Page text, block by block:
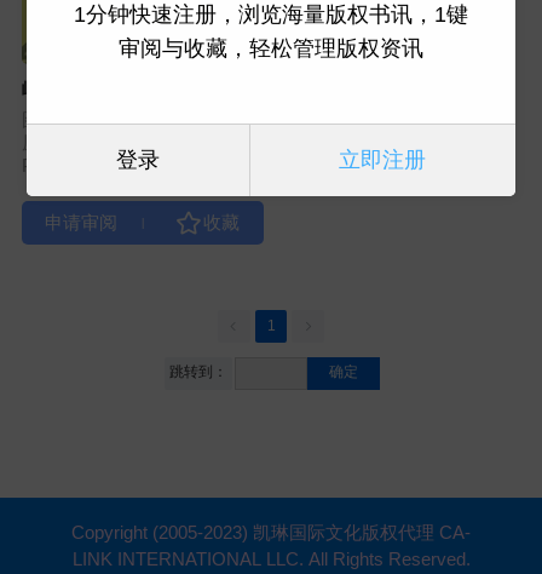
崛起的泰坦，堕落的巨人
图书类型：社科学术
Press(P05)
1
跳转到： 确定
Copyright (2005-2023) 凯琳国际文化版权代理 CA-
LINK INTERNATIONAL LLC. All Rights Reserved.
1分钟快速注册，浏览海量版权书讯，1键
审阅与收藏，轻松管理版权资讯
登录 立即注册